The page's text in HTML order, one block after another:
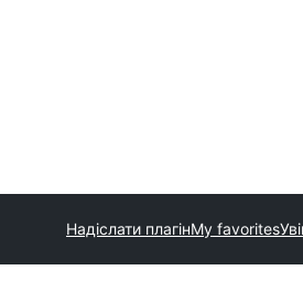
Надіслати плагінMy favorites